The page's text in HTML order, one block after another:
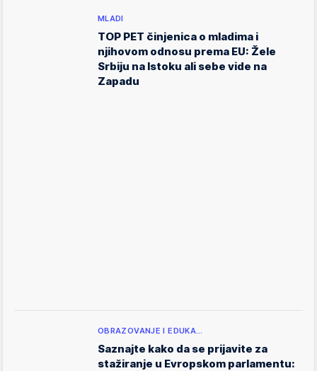
MLADI
TOP PET činjenica o mladima i
njihovom odnosu prema EU: Žele
Srbiju na Istoku ali sebe vide na
Zapadu
OBRAZOVANJE I EDUKA…
Saznajte kako da se prijavite za
stažiranje u Evropskom parlamentu: